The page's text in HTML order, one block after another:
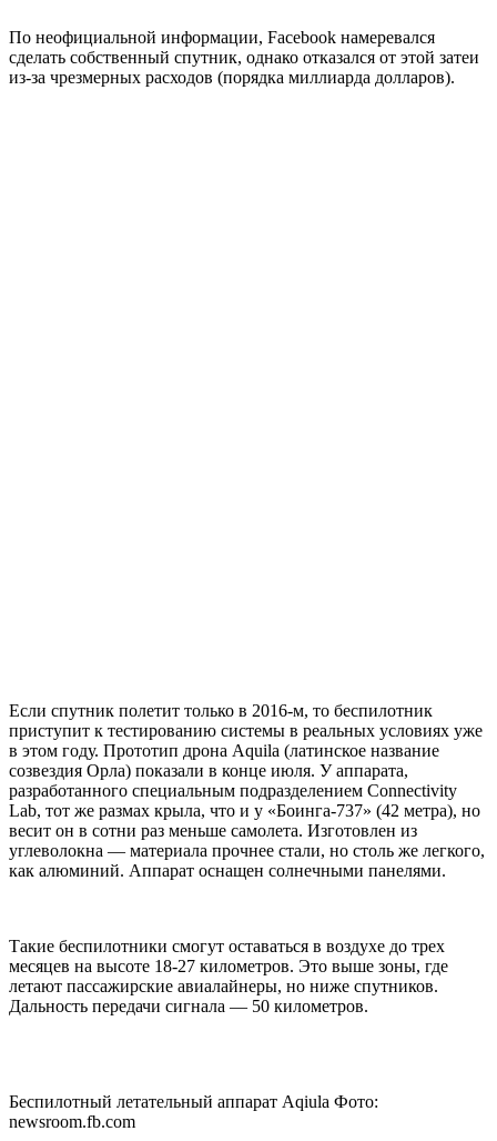
По неофициальной информации, Facebook намеревался
сделать собственный спутник, однако отказался от этой затеи
из-за чрезмерных расходов (порядка миллиарда долларов).
Если спутник полетит только в 2016-м, то беспилотник
приступит к тестированию системы в реальных условиях уже
в этом году. Прототип дрона Aquila (латинское название
созвездия Орла) показали в конце июля. У аппарата,
разработанного специальным подразделением Connectivity
Lab, тот же размах крыла, что и у «Боинга-737» (42 метра), но
весит он в сотни раз меньше самолета. Изготовлен из
углеволокна — материала прочнее стали, но столь же легкого,
как алюминий. Аппарат оснащен солнечными панелями.
Такие беспилотники смогут оставаться в воздухе до трех
месяцев на высоте 18-27 километров. Это выше зоны, где
летают пассажирские авиалайнеры, но ниже спутников.
Дальность передачи сигнала — 50 километров.
Беспилотный летательный аппарат Aqiula Фото:
newsroom.fb.com